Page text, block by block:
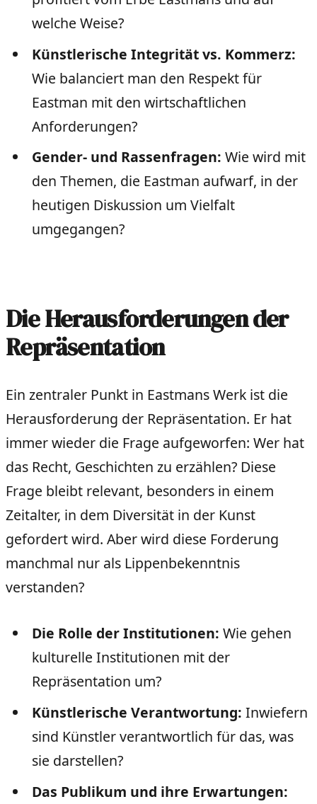
welche Weise?
Künstlerische Integrität vs. Kommerz:
Wie balanciert man den Respekt für
Eastman mit den wirtschaftlichen
Anforderungen?
Gender- und Rassenfragen: Wie wird mit
den Themen, die Eastman aufwarf, in der
heutigen Diskussion um Vielfalt
umgegangen?
Die Herausforderungen der
Repräsentation
Ein zentraler Punkt in Eastmans Werk ist die
Herausforderung der Repräsentation. Er hat
immer wieder die Frage aufgeworfen: Wer hat
das Recht, Geschichten zu erzählen? Diese
Frage bleibt relevant, besonders in einem
Zeitalter, in dem Diversität in der Kunst
gefordert wird. Aber wird diese Forderung
manchmal nur als Lippenbekenntnis
verstanden?
Die Rolle der Institutionen: Wie gehen
kulturelle Institutionen mit der
Repräsentation um?
Künstlerische Verantwortung: Inwiefern
sind Künstler verantwortlich für das, was
sie darstellen?
Das Publikum und ihre Erwartungen: